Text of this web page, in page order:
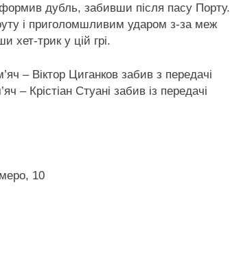
дубль, забивши після пасу Порту.
і приголомшливим ударом з-за меж
хет-трик у цій грі.
– Віктор Циганков забив з передачі
– Крістіан Стуані забив із передачі
10